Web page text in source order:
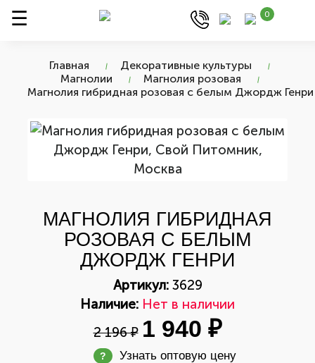
0
Главная
Декоративные культуры
Магнолии
Магнолия розовая
Магнолия гибридная розовая с белым Джордж Генри
МАГНОЛИЯ ГИБРИДНАЯ
РОЗОВАЯ С БЕЛЫМ
ДЖОРДЖ ГЕНРИ
Артикул:3629
Наличие: Нет в наличии
2 196 ₽ 1 940 ₽
? Узнать оптовую цену